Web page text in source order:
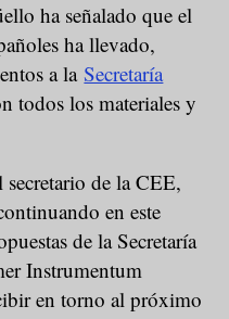
ha señalado que el
ha llevado,
a laSecretaría
todos los materiales y
de la CEE,
en este
de la Secretaría
Instrumentum
en torno al próximo